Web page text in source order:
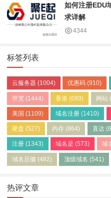
如何注册EDU
求详解
4344
标签列表
云服务器 (1004) 优惠码 (910)
带宽 (1444) 香港 (689) 网站
美国 (1109) 域名注册 (1410)
硬盘 (527) 内存 (864) 直达
注册 (1343) 域名是 (573) 域
域名后缀 (482) 顶级域名 (541)
热评文章